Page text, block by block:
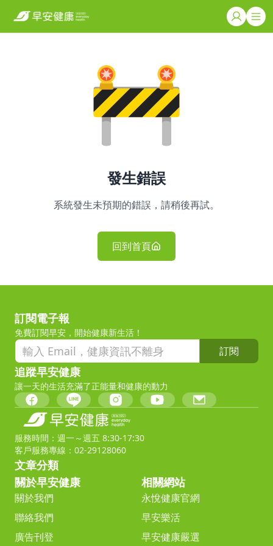
發生錯誤
系統發生未預期的錯誤，請稍後再試。
回到首頁
訂閱電子報
免費訂閱早安，開始健康新生活！
訂閱
追蹤早安健康
讓一天的生活充滿了正能量和健康的動力
服務時間：週一～週五 8:30-17:30
客戶服務專線：02-29128060
文章分類
關於早安健康
關於我們
聯絡我們
廣告刊登
相關網站
永悅健康官網
早安樂活
早安健康嚴選